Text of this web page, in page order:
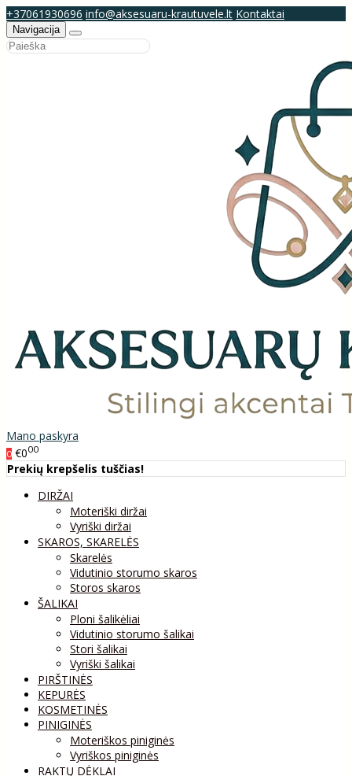
+37061930696 info@aksesuaru-krautuvele.lt Kontaktai
Navigacija
Mano paskyra
0 €000
Prekių krepšelis tuščias!
DIRŽAI
Moteriški diržai
Vyriški diržai
SKAROS, SKARELĖS
Skarelės
Vidutinio storumo skaros
Storos skaros
ŠALIKAI
Ploni šalikėliai
Vidutinio storumo šalikai
Stori šalikai
Vyriški šalikai
PIRŠTINĖS
KEPURĖS
KOSMETINĖS
PINIGINĖS
Moteriškos piniginės
Vyriškos piniginės
RAKTŲ DĖKLAI